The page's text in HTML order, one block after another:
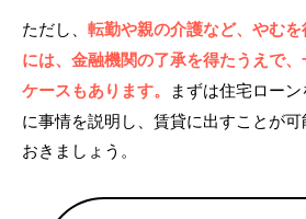
ただし、 転勤や親の介護など、やむ
には、金融機関の了承を得たうえで
ケースもあります。 まずは住宅ロー
に事情を説明し、賃貸に出すことが
おきましょう。